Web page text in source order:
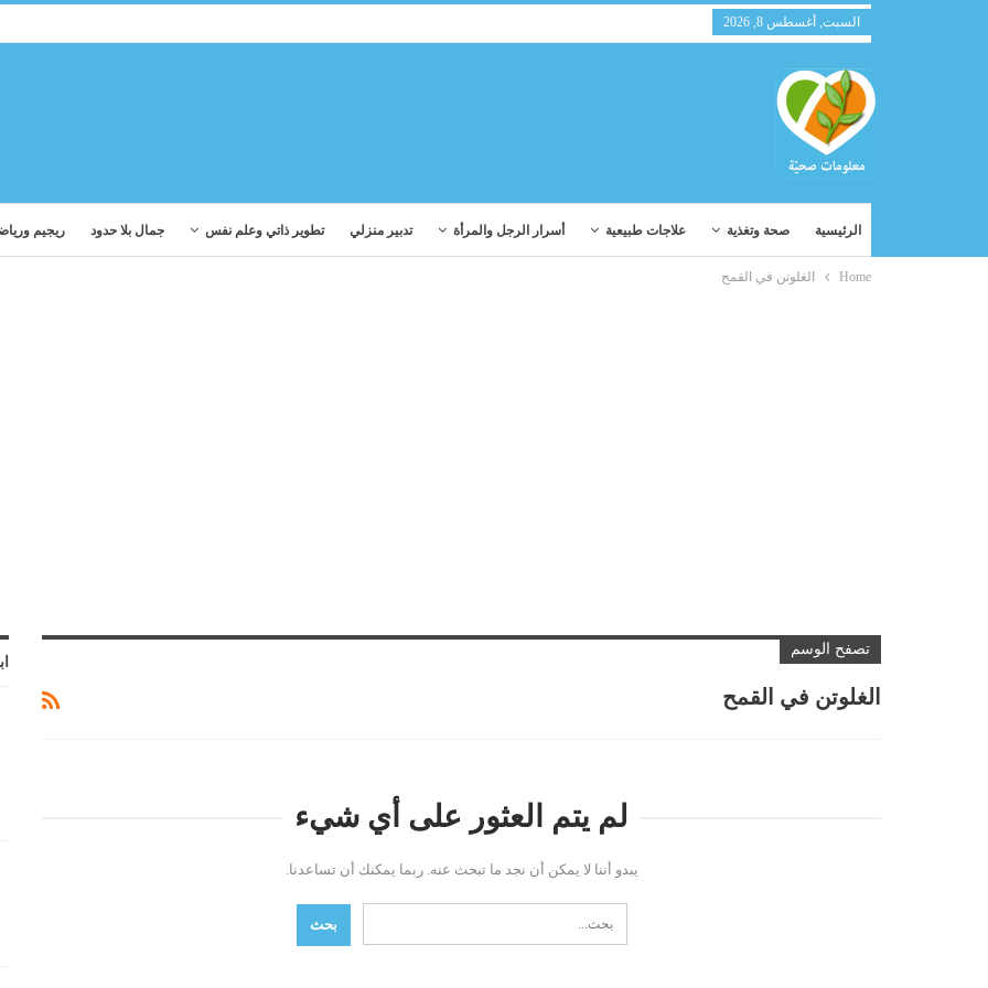
السبت, أغسطس 8, 2026
الرئيسية صحة وتغذية علاجات طبيعية أسرار الرجل والمرأة تدبير منزلي تطوير ذاتي وعلم نفس جمال بلا حدود ريجيم
Home الغلوتن في القمح
تصفح الوسم
الغلوتن في القمح
لم يتم العثور على أي شيء
يبدو أننا لا يمكن أن نجد ما تبحث عنه. ربما يمكنك أن تساعدنا.